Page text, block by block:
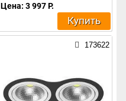
Цена: 3 997 Р.
Купить
173622